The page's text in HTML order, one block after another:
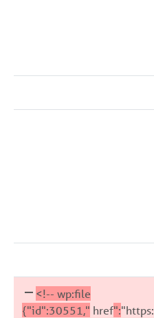
<!-- wp:file
{"id":30551," href":"https: